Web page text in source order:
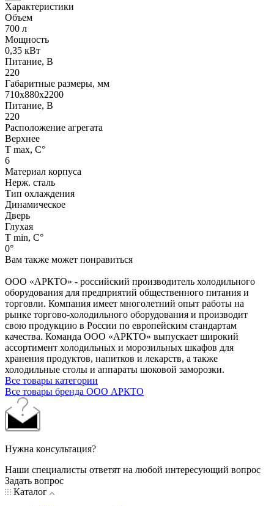
Характеристики
Объем
700 л
Мощность
0,35 кВт
Питание, В
220
Габаритные размеры, мм
710х880х2200
Питание, В
220
Расположение агрегата
Верхнее
Т max, С°
6
Материал корпуса
Нерж. сталь
Тип охлаждения
Динамическое
Дверь
Глухая
Т min, C°
0°
Вам также может понравиться
ООО «АРКТО» - российский производитель холодильного
оборудования для предприятий общественного питания и
торговли. Компания имеет многолетний опыт работы на
рынке торгово-холодильного оборудования и производит
свою продукцию в России по европейским стандартам
качества. Команда ООО «АРКТО» выпускает широкий
ассортимент холодильных и морозильных шкафов для
хранения продуктов, напитков и лекарств, а также
холодильные столы и аппараты шоковой заморозки.
Все товары категории
Все товары бренда ООО АРКТО
Нужна консультация?
Наши специалисты ответят на любой интересующий вопрос
Задать вопрос
Каталог